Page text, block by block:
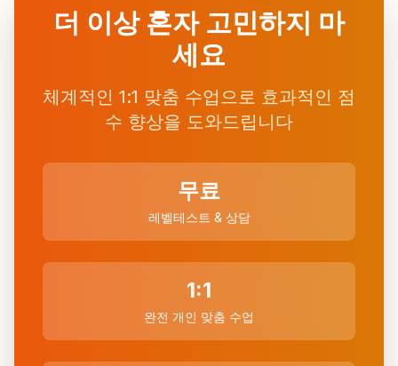
더 이상 혼자 고민하지 마
세요
체계적인 1:1 맞춤 수업으로 효과적인 점
수 향상을 도와드립니다
무료
레벨테스트 & 상담
1:1
완전 개인 맞춤 수업